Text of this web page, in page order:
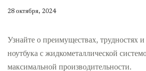
28 октября, 2024
Узнайте о преимуществах, трудностях
ноутбука с жидкометаллической
максимальной производительности.